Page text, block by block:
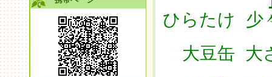
ひらたけ 少
大豆缶 大